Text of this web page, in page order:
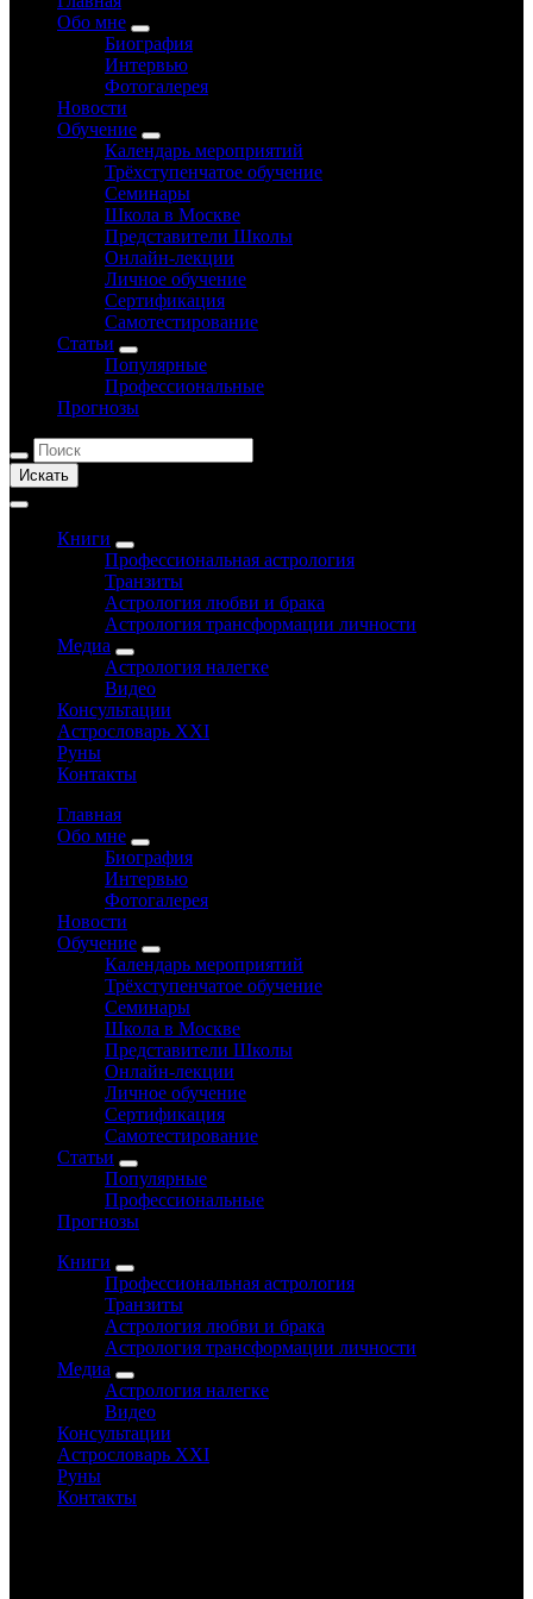
Обо мне
Биография
Интервью
Фотогалерея
Новости
Обучение
Календарь мероприятий
Трёхступенчатое обучение
Семинары
Школа в Москве
Представители Школы
Онлайн-лекции
Личное обучение
Сертификация
Самотестирование
Статьи
Популярные
Профессиональные
Прогнозы
Искать
Книги
Профессиональная астрология
Транзиты
Астрология любви и брака
Астрология трансформации личности
Медиа
Астрология налегке
Видео
Консультации
Астрословарь XXI
Руны
Контакты
Главная
Обо мне
Биография
Интервью
Фотогалерея
Новости
Обучение
Календарь мероприятий
Трёхступенчатое обучение
Семинары
Школа в Москве
Представители Школы
Онлайн-лекции
Личное обучение
Сертификация
Самотестирование
Статьи
Популярные
Профессиональные
Прогнозы
Книги
Профессиональная астрология
Транзиты
Астрология любви и брака
Астрология трансформации личности
Медиа
Астрология налегке
Видео
Консультации
Астрословарь XXI
Руны
Контакты